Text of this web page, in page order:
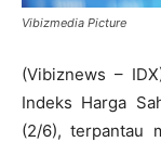
Vibizmedia Picture
(Vibiznews –
Indeks Harga
(2/6), terpantau